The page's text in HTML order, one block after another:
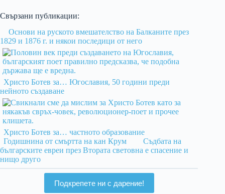
Свързани публикации:
Основи на руското вмешателство на Балканите през
1829 и 1876 г. и някои последици от него
Христо Ботев за… Югославия, 50 години преди
нейното създаване
Христо Ботев за… частното образование
Годишнина от смъртта на кан Крум
Съдбата на
българските евреи през Втората световна е спасение и
нищо друго
Подкрепете ни с дарение!